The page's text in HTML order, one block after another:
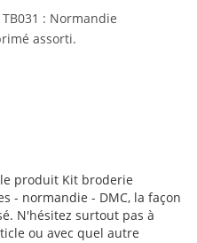
: Normandie
assorti.
produit Kit broderie
- normandie - DMC, la façon
N'hésitez surtout pas à
ou avec quel autre